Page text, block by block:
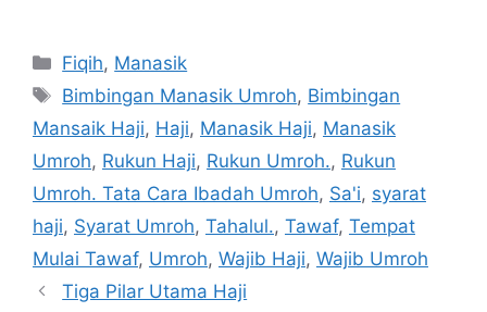
Categories
Fiqih, Manasik
Tags
Bimbingan Manasik Umroh, Bimbingan
Mansaik Haji, Haji, Manasik Haji, Manasik
Umroh, Rukun Haji, Rukun Umroh., Rukun
Umroh. Tata Cara Ibadah Umroh, Sa'i, syarat
haji, Syarat Umroh, Tahalul., Tawaf, Tempat
Mulai Tawaf, Umroh, Wajib Haji, Wajib Umroh
Tiga Pilar Utama Haji